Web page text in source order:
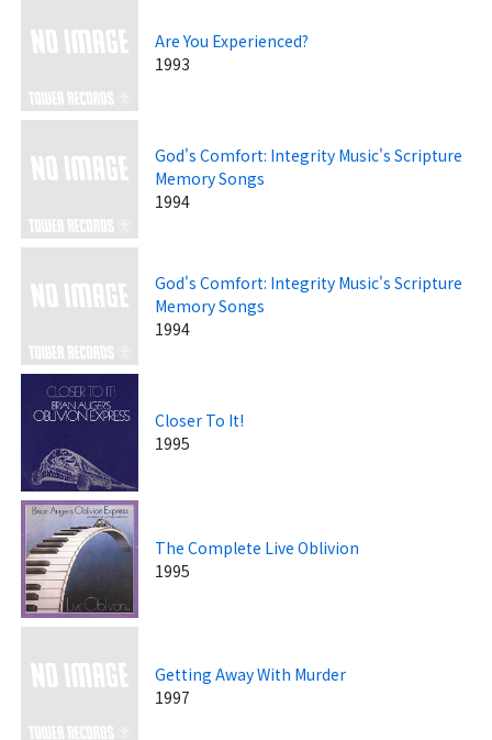
Are You Experienced?
1993
God's Comfort: Integrity Music's Scripture
Memory Songs
1994
God's Comfort: Integrity Music's Scripture
Memory Songs
1994
Closer To It!
1995
The Complete Live Oblivion
1995
Getting Away With Murder
1997